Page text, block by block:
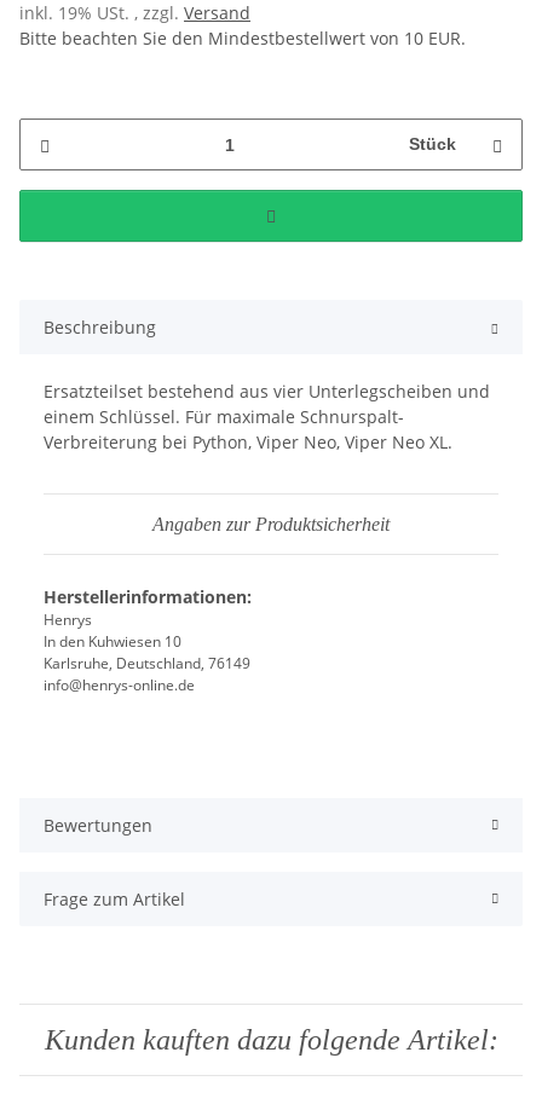
inkl. 19% USt. , zzgl. Versand
Bitte beachten Sie den Mindestbestellwert von 10 EUR.
Stück
Beschreibung
Ersatzteilset bestehend aus vier Unterlegscheiben und
einem Schlüssel. Für maximale Schnurspalt-
Verbreiterung bei Python, Viper Neo, Viper Neo XL.
Angaben zur Produktsicherheit
Herstellerinformationen:
Henrys
In den Kuhwiesen 10
Karlsruhe, Deutschland, 76149
info@henrys-online.de
Bewertungen
Frage zum Artikel
Kunden kauften dazu folgende Artikel: